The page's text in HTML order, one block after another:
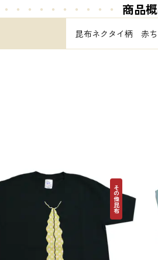
・・・・・・・・・・ 商品
昆布ネクタイ柄　赤
その他昆布